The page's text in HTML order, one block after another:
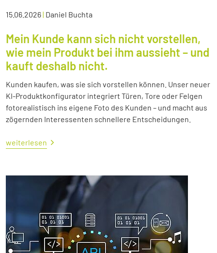
15.06.2026| Daniel Buchta
Mein Kunde kann sich nicht vorstellen,
wie mein Produkt bei ihm aussieht – und
kauft deshalb nicht.
Kunden kaufen, was sie sich vorstellen können. Unser neuer
KI-Produktkonfigurator integriert Türen, Tore oder Felgen
fotorealistisch ins eigene Foto des Kunden – und macht aus
zögernden Interessenten schnellere Entscheidungen.
weiterlesen